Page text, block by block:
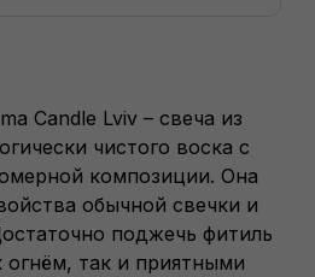
Candle Lviv – свеча из
чистого воска с
композиции. Она
обычной свечки и
поджечь фитиль
огнём, так и приятными